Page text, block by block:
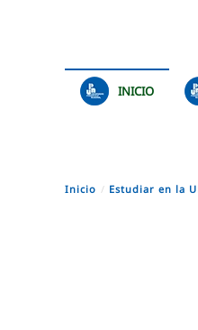
INICIO
Inicio Estudiar en la